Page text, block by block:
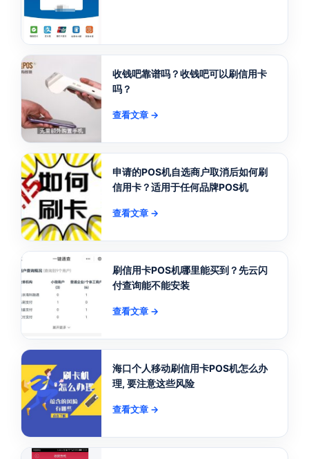
收钱吧靠谱吗？收钱吧可以刷信用卡
吗？
查看文章 →
申请的POS机自选商户取消后如何刷
信用卡？适用于任何品牌POS机
查看文章 →
刷信用卡POS机哪里能买到？先云闪
付查询能不能安装
查看文章 →
海口个人移动刷信用卡POS机怎么办
理, 要注意这些风险
查看文章 →